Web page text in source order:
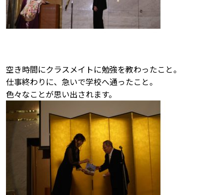
空き時間にクラスメイトに勉強を教わったこと。
仕事終わりに、急いで学校へ通ったこと。
色々なことが思い出されます。